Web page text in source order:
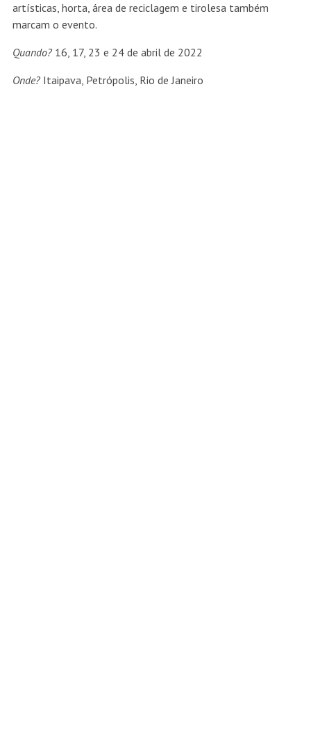
artísticas, horta, área de reciclagem e tirolesa também
marcam o evento.
Quando?16, 17, 23 e 24 de abril de 2022
Onde?Itaipava, Petrópolis, Rio de Janeiro